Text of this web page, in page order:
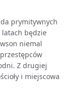
prymitywnych
będzie
niemal
Z drugiej
i miejscowa